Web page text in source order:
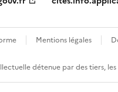
Mentions légales
détenue par des tiers,